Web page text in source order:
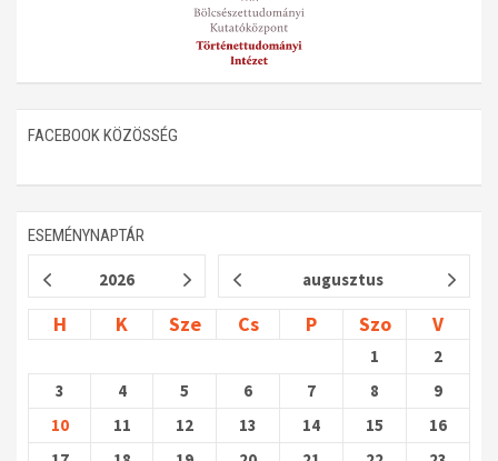
FACEBOOK KÖZÖSSÉG
ESEMÉNYNAPTÁR
2026 augusztus
H K Sze Cs P Szo V
1
2
3
4 5 6 7 8
9
10
11 12 13 14 15
16